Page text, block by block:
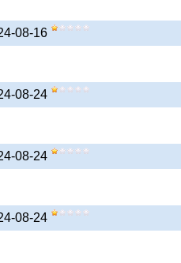
08-16
08-24
08-24
08-24